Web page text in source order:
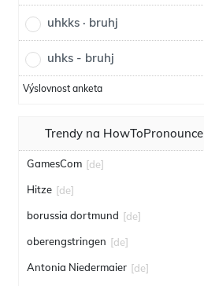
uhkks · bruhj
uhks - bruhj
Výslovnost anketa
Trendy na HowToPronounce
GamesCom [de]
Hitze [de]
borussia dortmund [de]
oberengstringen [de]
Antonia Niedermaier [de]